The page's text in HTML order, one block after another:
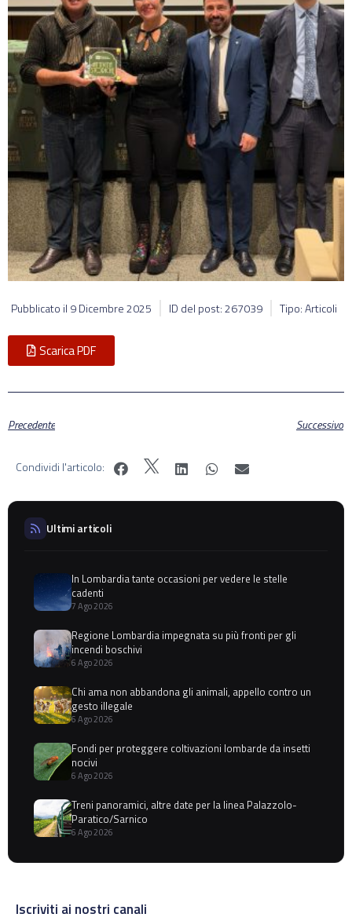
Pubblicato il 9 Dicembre 2025 ID del post: 267039 Tipo: Articoli
Scarica PDF
Precedente Successivo
Condividi l'articolo:
Ultimi articoli
In Lombardia tante occasioni per vedere le stelle
cadenti
7 Ago 2026
Regione Lombardia impegnata su più fronti per gli
incendi boschivi
6 Ago 2026
Chi ama non abbandona gli animali, appello contro un
gesto illegale
6 Ago 2026
Fondi per proteggere coltivazioni lombarde da insetti
nocivi
6 Ago 2026
Treni panoramici, altre date per la linea Palazzolo-
Paratico/Sarnico
6 Ago 2026
Iscriviti ai nostri canali